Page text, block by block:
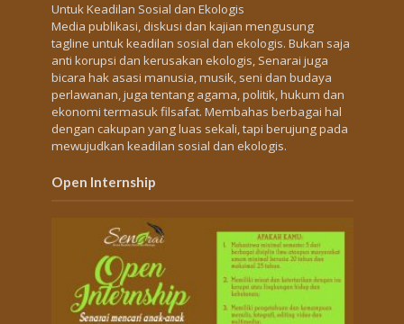
Untuk Keadilan Sosial dan Ekologis
Media publikasi, diskusi dan kajian mengusung
tagline untuk keadilan sosial dan ekologis. Bukan saja
anti korupsi dan kerusakan ekologis, Senarai juga
bicara hak asasi manusia, musik, seni dan budaya
perlawanan, juga tentang agama, politik, hukum dan
ekonomi termasuk filsafat. Membahas berbagai hal
dengan cakupan yang luas sekali, tapi berujung pada
mewujudkan keadilan sosial dan ekologis.
Open Internship